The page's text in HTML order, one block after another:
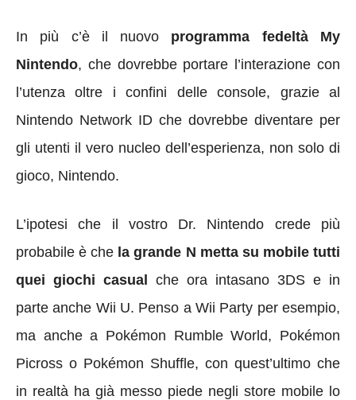
In più c’è il nuovo programma fedeltà My
Nintendo, che dovrebbe portare l’interazione con
l’utenza oltre i confini delle console, grazie al
Nintendo Network ID che dovrebbe diventare per
gli utenti il vero nucleo dell’esperienza, non solo di
gioco, Nintendo.
L’ipotesi che il vostro Dr. Nintendo crede più
probabile è che la grande N metta su mobile tutti
quei giochi casual che ora intasano 3DS e in
parte anche Wii U. Penso a Wii Party per esempio,
ma anche a Pokémon Rumble World, Pokémon
Picross o Pokémon Shuffle, con quest’ultimo che
in realtà ha già messo piede negli store mobile lo